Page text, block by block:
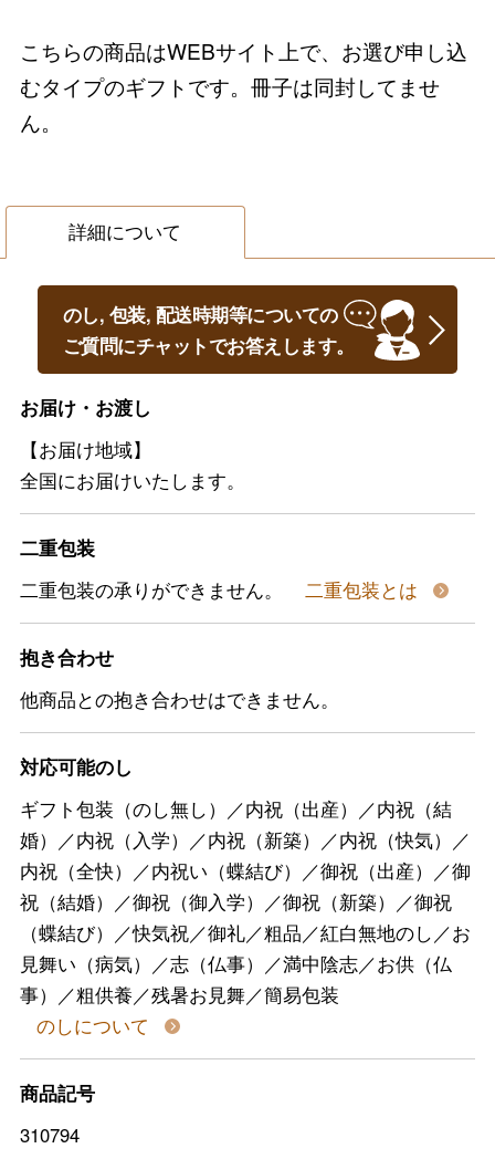
こちらの商品はWEBサイト上で、お選び申し込
むタイプのギフトです。冊子は同封してませ
ん。
詳細について
のし, 包装, 配送時期等についての
ご質問にチャットでお答えします。
お届け・お渡し
【お届け地域】
全国にお届けいたします。
二重包装
二重包装の承りができません。
二重包装とは
抱き合わせ
他商品との抱き合わせはできません。
対応可能のし
ギフト包装（のし無し）／内祝（出産）／内祝（結
婚）／内祝（入学）／内祝（新築）／内祝（快気）／
内祝（全快）／内祝い（蝶結び）／御祝（出産）／御
祝（結婚）／御祝（御入学）／御祝（新築）／御祝
（蝶結び）／快気祝／御礼／粗品／紅白無地のし／お
見舞い（病気）／志（仏事）／満中陰志／お供（仏
事）／粗供養／残暑お見舞／簡易包装
のしについて
商品記号
310794